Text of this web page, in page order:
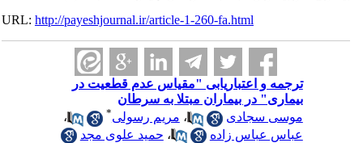
URL:http://payeshjournal.ir/article-1-260-fa.html
ترجمه و اعتباریابی "مقیاس عدم قطعیت در
بیماری" در بیماران مبتلا به سرطان
موسی سجادی
،مریم رسولی
،
عباس عباس زاده
،حمید علوی مجد